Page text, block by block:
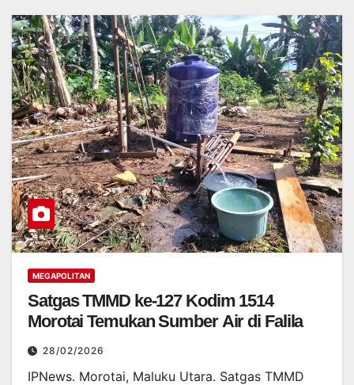
MEGAPOLITAN
Satgas TMMD ke-127 Kodim 1514
Morotai Temukan Sumber Air di Falila
28/02/2026
IPNews. Morotai, Maluku Utara. Satgas TMMD